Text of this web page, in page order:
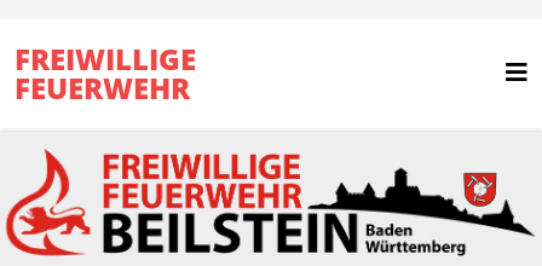
FREIWILLIGE
FEUERWEHR